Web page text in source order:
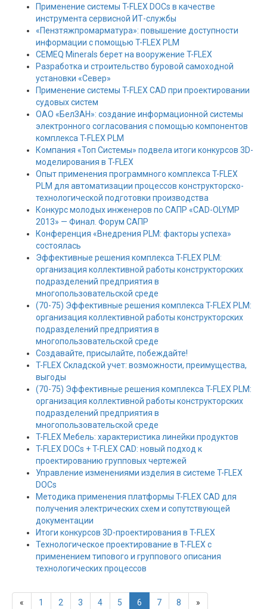
Применение системы T-FLEX DOCs в качестве
инструмента сервисной ИТ-службы
«Пензтяжпромарматура»: повышение доступности
информации с помощью T-FLEX PLM
CEMEQ Minerals берет на вооружение T-FLEX
Разработка и строительство буровой самоходной
установки «Север»
Применение системы T-FLEX CAD при проектировании
судовых систем
ОАО «БелЗАН»: создание информационной системы
электронного согласования c помощью компонентов
комплекса T-FLEX PLM
Компания «Топ Системы» подвела итоги конкурсов 3D-
моделирования в T-FLEX
Опыт применения программного комплекса T-FLEX
PLM для автоматизации процессов конструкторско-
технологической подготовки производства
Конкурс молодых инженеров по САПР «CAD-OLYMP
2013» — Финал. Форум САПР
Конференция «Внедрения PLM: факторы успеха»
состоялась
Эффективные решения комплекса T-FLEX PLM:
организация коллективной работы конструкторских
подразделений предприятия в
многопользовательской среде
(70-75) Эффективные решения комплекса T-FLEX PLM:
организация коллективной работы конструкторских
подразделений предприятия в
многопользовательской среде
Создавайте, присылайте, побеждайте!
T-FLEX Складской учет: возможности, преимущества,
выгоды
(70-75) Эффективные решения комплекса T-FLEX PLM:
организация коллективной работы конструкторских
подразделений предприятия в
многопользовательской среде
T-FLEX Мебель: характеристика линейки продуктов
T-FLEX DOCs + T-FLEX CAD: новый подход к
проектированию групповых чертежей
Управление изменениями изделия в системе T-FLEX
DOCs
Методика применения платформы T-FLEX CAD для
получения электрических схем и сопутствующей
документации
Итоги конкурсов 3D-проектирования в T-FLEX
Технологическое проектирование в T-FLEX с
применением типового и группового описания
технологических процессов
« 1 2 3 4 5 6 7 8 »